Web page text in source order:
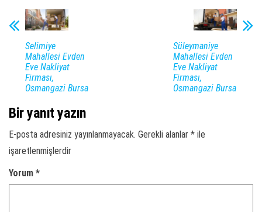
Selimiye
Mahallesi Evden
Eve Nakliyat
Firması,
Osmangazi Bursa
Süleymaniye
Mahallesi Evden
Eve Nakliyat
Firması,
Osmangazi Bursa
Bir yanıt yazın
E-posta adresiniz yayınlanmayacak. Gerekli alanlar * ile
işaretlenmişlerdir
Yorum *